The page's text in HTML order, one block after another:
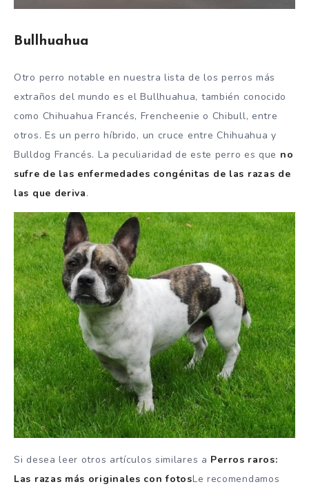
Bullhuahua
Otro perro notable en nuestra lista de los perros más
extraños del mundo es el Bullhuahua, también conocido
como Chihuahua Francés, Frencheenie o Chibull, entre
otros. Es un perro híbrido, un cruce entre Chihuahua y
Bulldog Francés. La peculiaridad de este perro es que no
sufre de las enfermedades congénitas de las razas de
las que deriva.
Si desea leer otros artículos similares a Perros raros:
Las razas más originales con fotosLe recomendamos